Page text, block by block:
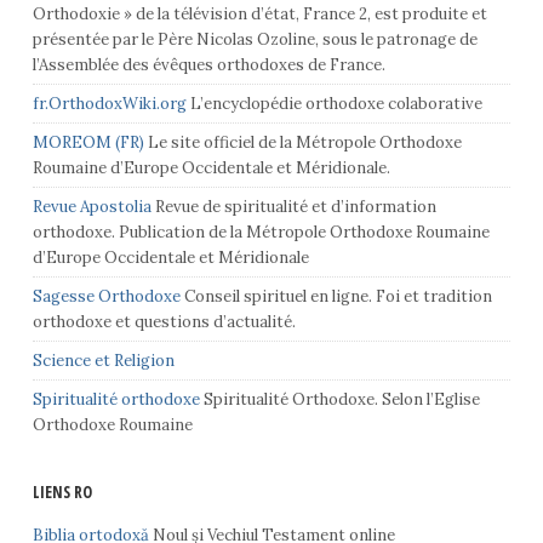
Orthodoxie » de la télévision d’état, France 2, est produite et
présentée par le Père Nicolas Ozoline, sous le patronage de
l’Assemblée des évêques orthodoxes de France.
fr.OrthodoxWiki.orgL’encyclopédie orthodoxe colaborative
MOREOM (FR) Le site officiel de la Métropole Orthodoxe
Roumaine d’Europe Occidentale et Méridionale.
Revue ApostoliaRevue de spiritualité et d’information
orthodoxe. Publication de la Métropole Orthodoxe Roumaine
d’Europe Occidentale et Méridionale
Sagesse OrthodoxeConseil spirituel en ligne. Foi et tradition
orthodoxe et questions d’actualité.
Science et Religion
Spiritualité orthodoxeSpiritualité Orthodoxe. Selon l’Eglise
Orthodoxe Roumaine
LIENS RO
Biblia ortodoxăNoul și Vechiul Testament online